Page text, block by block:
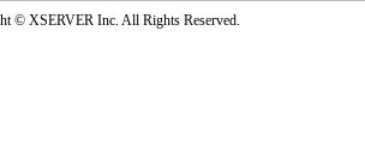
© XSERVER Inc. All Rights Reserved.